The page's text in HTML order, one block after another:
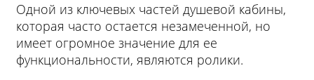
Одной из ключевых частей душевой кабины,
которая часто остается незамеченной, но
имеет огромное значение для ее
функциональности, являются ролики.